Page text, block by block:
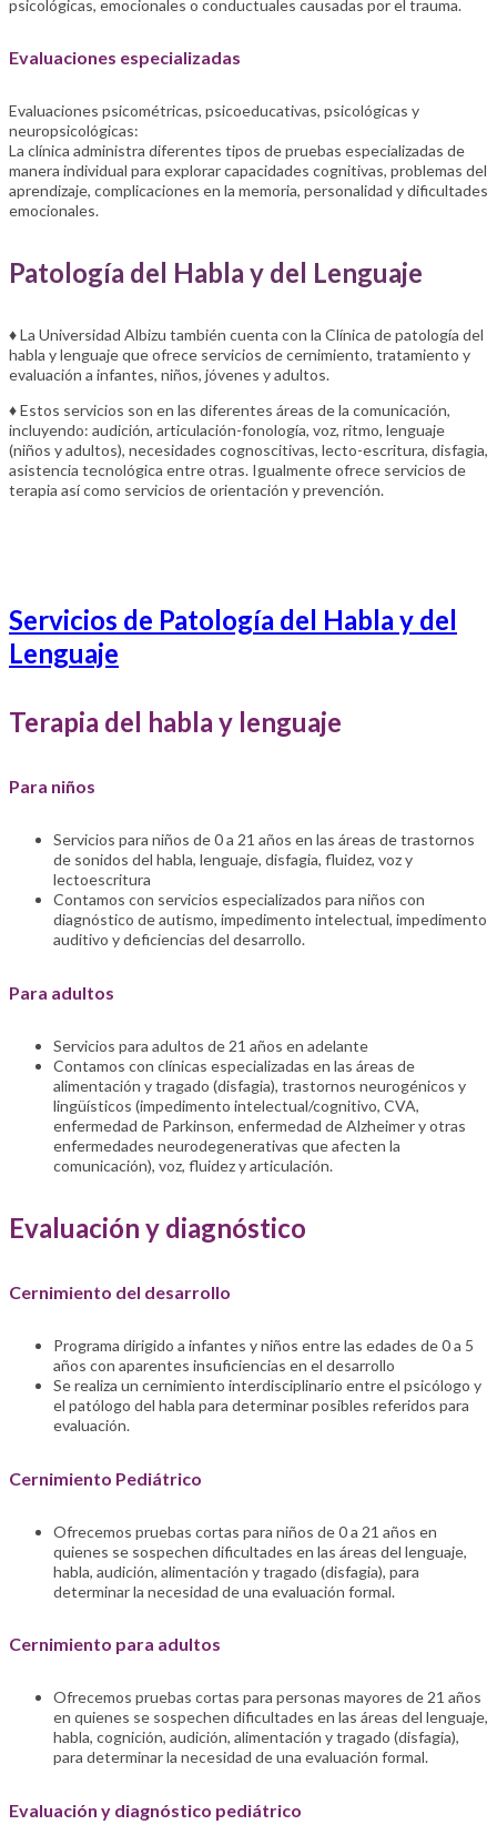
psicológicas, emocionales o conductuales causadas por el trauma.
Evaluaciones especializadas
Evaluaciones psicométricas, psicoeducativas, psicológicas y
neuropsicológicas:
La clínica administra diferentes tipos de pruebas especializadas de
manera individual para explorar capacidades cognitivas, problemas del
aprendizaje, complicaciones en la memoria, personalidad y dificultades
emocionales.
Patología del Habla y del Lenguaje
♦ La Universidad Albizu también cuenta con la Clínica de patología del
habla y lenguaje que ofrece servicios de cernimiento, tratamiento y
evaluación a infantes, niños, jóvenes y adultos.
♦ Estos servicios son en las diferentes áreas de la comunicación,
incluyendo: audición, articulación-fonología, voz, ritmo, lenguaje
(niños y adultos), necesidades cognoscitivas, lecto-escritura, disfagia,
asistencia tecnológica entre otras. Igualmente ofrece servicios de
terapia así como servicios de orientación y prevención.
Servicios de Patología del Habla y del
Lenguaje
Terapia del habla y lenguaje
Para niños
Servicios para niños de 0 a 21 años en las áreas de trastornos
de sonidos del habla, lenguaje, disfagia, fluidez, voz y
lectoescritura
Contamos con servicios especializados para niños con
diagnóstico de autismo, impedimento intelectual, impedimento
auditivo y deficiencias del desarrollo.
Para adultos
Servicios para adultos de 21 años en adelante
Contamos con clínicas especializadas en las áreas de
alimentación y tragado (disfagia), trastornos neurogénicos y
lingüísticos (impedimento intelectual/cognitivo, CVA,
enfermedad de Parkinson, enfermedad de Alzheimer y otras
enfermedades neurodegenerativas que afecten la
comunicación), voz, fluidez y articulación.
Evaluación y diagnóstico
Cernimiento del desarrollo
Programa dirigido a infantes y niños entre las edades de 0 a 5
años con aparentes insuficiencias en el desarrollo
Se realiza un cernimiento interdisciplinario entre el psicólogo y
el patólogo del habla para determinar posibles referidos para
evaluación.
Cernimiento Pediátrico
Ofrecemos pruebas cortas para niños de 0 a 21 años en
quienes se sospechen dificultades en las áreas del lenguaje,
habla, audición, alimentación y tragado (disfagia), para
determinar la necesidad de una evaluación formal.
Cernimiento para adultos
Ofrecemos pruebas cortas para personas mayores de 21 años
en quienes se sospechen dificultades en las áreas del lenguaje,
habla, cognición, audición, alimentación y tragado (disfagia),
para determinar la necesidad de una evaluación formal.
Evaluación y diagnóstico pediátrico